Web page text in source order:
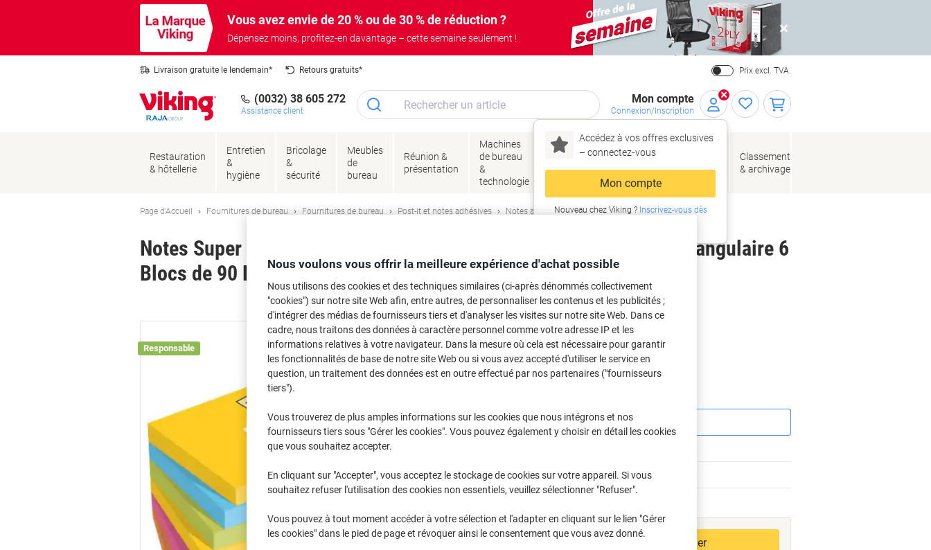
Vous avez envie de 20 % ou de 30 % de réduction ?
Dépensez moins, profitez-en davantage – cette semaine seulement !
Close
Livraison gratuite le lendemain* Retours gratuits* Prix excl. TVA.
(0032) 38 605 272
Assistance client
Mon compte
Connexion/Inscription
Accédez à vos offres exclusives
– connectez‑vous
Mon compte
Nouveau chez Viking ?Inscrivez-vous dès
Restauration
& hôtellerie
Entretien
&
hygiène
Bricolage
&
sécurité
Meubles
de
bureau
Réunion &
présentation
Machines
de bureau
&
technologie
Encres
Papier,
enveloppes
&
emballage
de bureau
Classement
& archivage
Page d'Accueil Fournitures de bureau Fournitures de bureau Post-it et notes adhésives Notes adhésives
Notes Super Sticky Post-it Carnival 76 x 127 mm Assortiment Rectangulaire 6
Blocs de 90 Feuilles
Marque : Post-it Viking N°. 6874038
Responsable
Achetez Plus, Dépensez Moins
€14,99
Paquet
À partir de 6 Paquets
€17,54 TVA incl.
1-2Paquets €16,99
6+Paquets €14,99 -11%
Quantité
Ajouter au panier
Nous voulons vous offrir la meilleure expérience d'achat possible
Nous utilisons des cookies et des techniques similaires (ci-après dénommés collectivement
"cookies") sur notre site Web afin, entre autres, de personnaliser les contenus et les publicités ;
d'intégrer des médias de fournisseurs tiers et d'analyser les visites sur notre site Web. Dans ce
cadre, nous traitons des données à caractère personnel comme votre adresse IP et les
informations relatives à votre navigateur. Dans la mesure où cela est nécessaire pour garantir
les fonctionnalités de base de notre site Web ou si vous avez accepté d'utiliser le service en
question, un traitement des données est en outre effectué par nos partenaires ("fournisseurs
tiers").
Vous trouverez de plus amples informations sur les cookies que nous intégrons et nos
fournisseurs tiers sous "Gérer les cookies". Vous pouvez également y choisir en détail les cookies
que vous souhaitez accepter.
En cliquant sur "Accepter", vous acceptez le stockage de cookies sur votre appareil. Si vous
souhaitez refuser l'utilisation des cookies non essentiels, veuillez sélectionner "Refuser".
Vous pouvez à tout moment accéder à votre sélection et l'adapter en cliquant sur le lien "Gérer
les cookies" dans le pied de page et révoquer ainsi le consentement que vous avez donné.